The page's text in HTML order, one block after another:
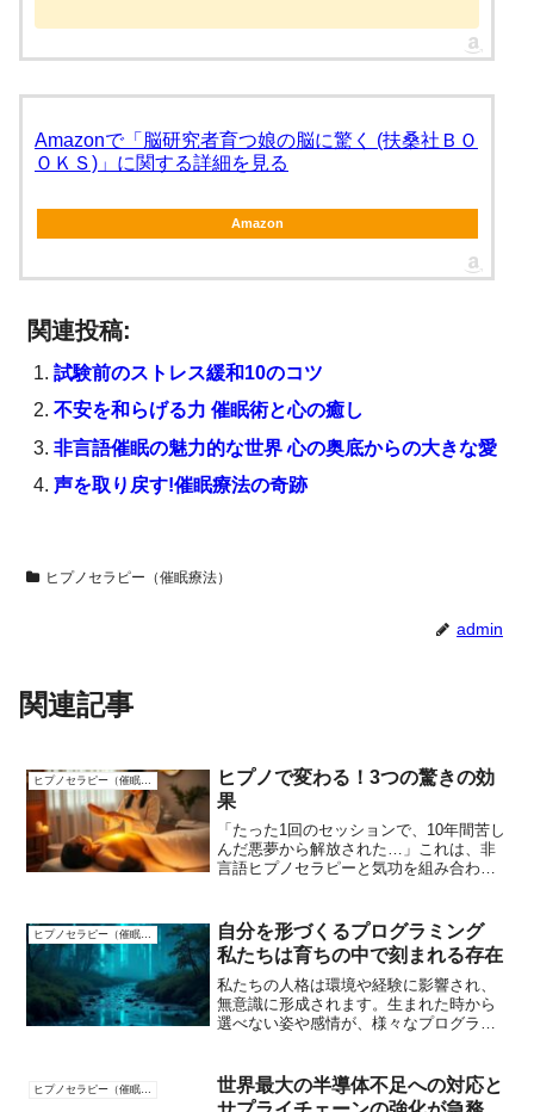
Amazonで「脳研究者育つ娘の脳に驚く (扶桑社ＢＯ
ＯＫＳ)」に関する詳細を見る
Amazon
関連投稿:
試験前のストレス緩和10のコツ
不安を和らげる力 催眠術と心の癒し
非言語催眠の魅力的な世界 心の奥底からの大きな愛
声を取り戻す!催眠療法の奇跡
ヒプノセラピー（催眠療法）
admin
関連記事
ヒプノで変わる！3つの驚きの効
果
「たった1回のセッションで、10年間苦し
んだ悪夢から解放された…」これは、非
言語ヒプノセラピーと気功を組み合わせ
りにした時、私はこの技術の可能性に震
えました。 PT...
ヒプノセラピー（催眠療法）
自分を形づくるプログラミング
私たちは育ちの中で刻まれる存在
私たちの人格は環境や経験に影響され、
無意識に形成されます。生まれた時から
選べない姿や感情が、様々なプログラミ
して深く刻まれ、さらにその人格を変化
させていきます。
世界最大の半導体不足への対応と